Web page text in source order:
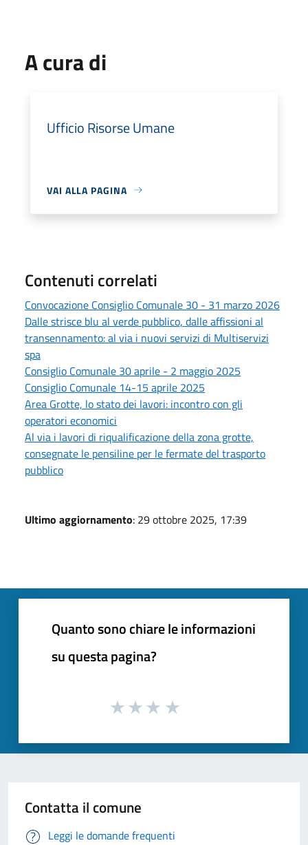
A cura di
Ufficio Risorse Umane
VAI ALLA PAGINA
Contenuti correlati
Convocazione Consiglio Comunale 30 - 31 marzo 2026
Dalle strisce blu al verde pubblico, dalle affissioni al
transennamento: al via i nuovi servizi di Multiservizi
spa
Consiglio Comunale 30 aprile - 2 maggio 2025
Consiglio Comunale 14-15 aprile 2025
Area Grotte, lo stato dei lavori: incontro con gli
operatori economici
Al via i lavori di riqualificazione della zona grotte,
consegnate le pensiline per le fermate del trasporto
pubblico
Ultimo aggiornamento: 29 ottobre 2025, 17:39
Quanto sono chiare le informazioni
su questa pagina?
Contatta il comune
Leggi le domande frequenti